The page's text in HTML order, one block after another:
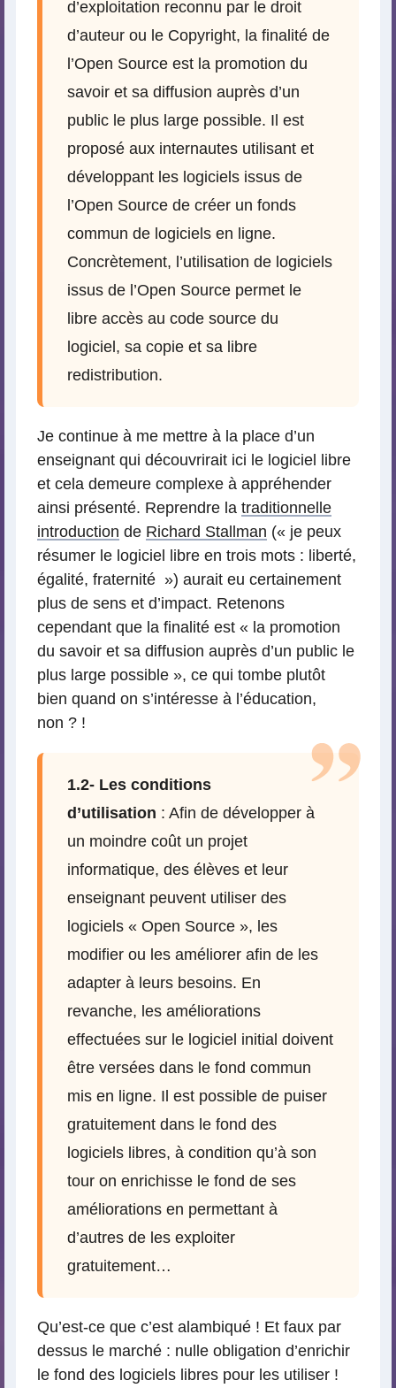
d’exploitation reconnu par le droit
d’auteur ou le Copyright, la finalité de
l’Open Source est la promotion du
savoir et sa diffusion auprès d’un
public le plus large possible. Il est
proposé aux internautes utilisant et
développant les logiciels issus de
l’Open Source de créer un fonds
commun de logiciels en ligne.
Concrètement, l’utilisation de logiciels
issus de l’Open Source permet le
libre accès au code source du
logiciel, sa copie et sa libre
redistribution.
Je continue à me mettre à la place d’un
enseignant qui découvrirait ici le logiciel libre
et cela demeure complexe à appréhender
ainsi présenté. Reprendre la traditionnelle
introduction de Richard Stallman (« je peux
résumer le logiciel libre en trois mots : liberté,
égalité, fraternité ») aurait eu certainement
plus de sens et d’impact. Retenons
cependant que la finalité est « la promotion
du savoir et sa diffusion auprès d’un public le
plus large possible », ce qui tombe plutôt
bien quand on s’intéresse à l’éducation,
non ? !
1.2- Les conditions
d’utilisation : Afin de développer à
un moindre coût un projet
informatique, des élèves et leur
enseignant peuvent utiliser des
logiciels « Open Source », les
modifier ou les améliorer afin de les
adapter à leurs besoins. En
revanche, les améliorations
effectuées sur le logiciel initial doivent
être versées dans le fond commun
mis en ligne. Il est possible de puiser
gratuitement dans le fond des
logiciels libres, à condition qu’à son
tour on enrichisse le fond de ses
améliorations en permettant à
d’autres de les exploiter
gratuitement…
Qu’est-ce que c’est alambiqué ! Et faux par
dessus le marché : nulle obligation d’enrichir
le fond des logiciels libres pour les utiliser !